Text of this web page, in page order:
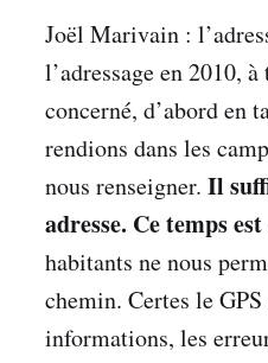
Joël Marivain :
l’adressage en 2010,
concerné, d’abord en
rendions dans les
nous renseigner. Il
adresse. Ce temps
habitants ne nous
chemin. Certes le
informations, les